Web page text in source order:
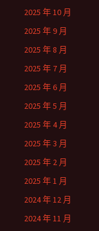
2025 年 10 月
2025 年 9 月
2025 年 8 月
2025 年 7 月
2025 年 6 月
2025 年 5 月
2025 年 4 月
2025 年 3 月
2025 年 2 月
2025 年 1 月
2024 年 12 月
2024 年 11 月